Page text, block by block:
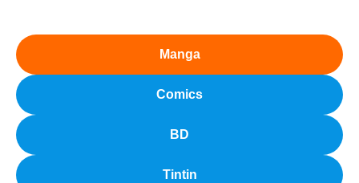
Manga
Comics
BD
Tintin